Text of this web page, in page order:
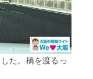
た。橋を渡るっ